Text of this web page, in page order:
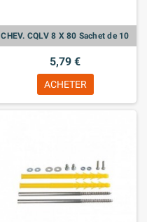
CHEV. CQLV 8 X 80 Sachet de 10
5,79 €
ACHETER